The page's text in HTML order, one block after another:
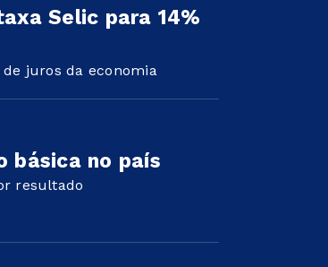
Selic para 14%
juros da economia
básica no país
resultado